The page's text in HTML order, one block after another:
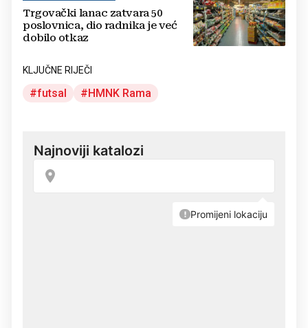
Trgovački lanac zatvara 50
poslovnica, dio radnika je već
dobilo otkaz
KLJUČNE RIJEČI
futsal HMNK Rama